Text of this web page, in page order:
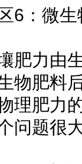
6：微
肥力由
物肥料
理肥力
问题很